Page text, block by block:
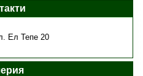
Ел Тепе 20